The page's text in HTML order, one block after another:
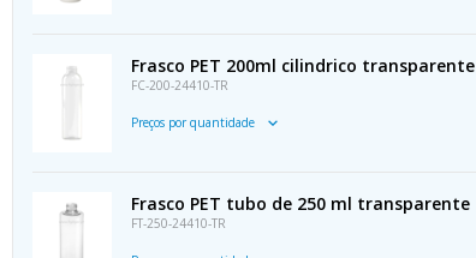
Frasco PET 200ml cilindrico transparente
FC-200-24410-TR
Preços por quantidade
Frasco PET tubo de 250 ml transparente
FT-250-24410-TR